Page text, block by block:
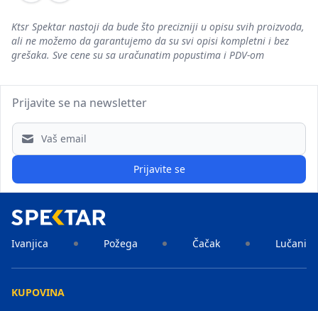
Ktsr Spektar nastoji da bude što precizniji u opisu svih proizvoda,
ali ne možemo da garantujemo da su svi opisi kompletni i bez
grešaka. Sve cene su sa uračunatim popustima i PDV-om
Prijavite se na newsletter
Email address
Prijavite se
Ivanjica Požega Čačak Lučani
KUPOVINA